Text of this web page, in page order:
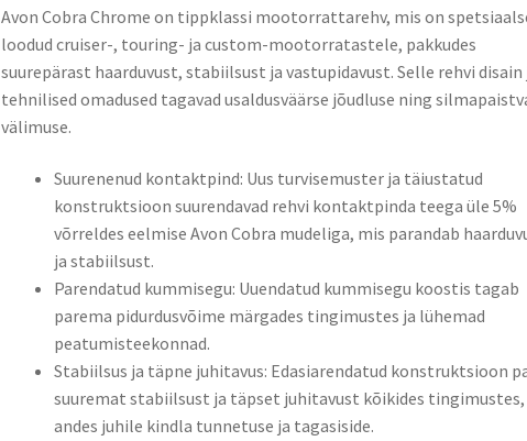
Avon Cobra Chrome on tippklassi mootorrattarehv, mis on
loodud cruiser-, touring- ja custom-mootorratastele, pakkudes
suurepärast haarduvust, stabiilsust ja vastupidavust. Selle rehvi disain
tehnilised omadused tagavad usaldusväärse jõudluse ning
välimuse.
Suurenenud kontaktpind: Uus turvisemuster ja täiustatud
konstruktsioon suurendavad rehvi kontaktpinda teega üle 5%
võrreldes eelmise Avon Cobra mudeliga, mis parandab
ja stabiilsust.
Parendatud kummisegu: Uuendatud kummisegu koostis tagab
parema pidurdusvõime märgades tingimustes ja lühemad
peatumisteekonnad.
Stabiilsus ja täpne juhitavus: Edasiarendatud konstruktsioon
suuremat stabiilsust ja täpset juhitavust kõikides tingimustes,
andes juhile kindla tunnetuse ja tagasiside.